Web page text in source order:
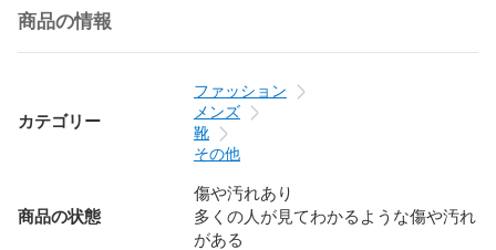
※薄汚れ、擦れ、シワ、アウトソール減り、左足のシューレー
ス穴一つが切れ込みにより使用不可。と言った使用感が見ら
れます。中古商品にご理解いただける方のみご検討お願い致
商品の情報
カテゴリー
ファッション
メンズ
靴
その他
商品の状態
傷や汚れあり
多くの人が見てわかるような傷や汚れ
がある